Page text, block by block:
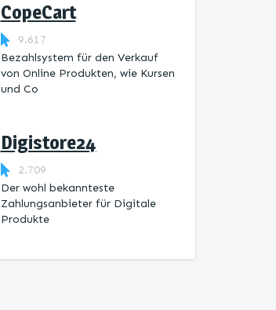
CopeCart
9.617
Bezahlsystem für den Verkauf
von Online Produkten, wie Kursen
und Co
Digistore24
2.709
Der wohl bekannteste
Zahlungsanbieter für Digitale
Produkte